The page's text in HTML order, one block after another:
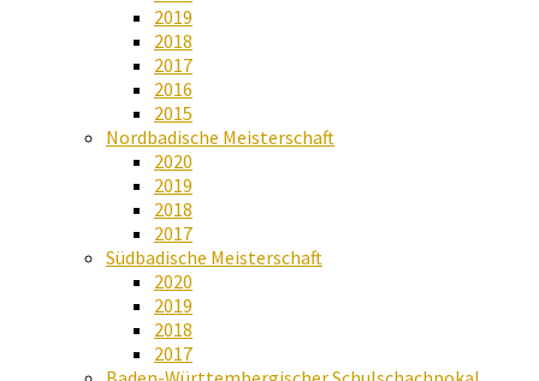
2019
2018
2017
2016
2015
Nordbadische Meisterschaft
2020
2019
2018
2017
Südbadische Meisterschaft
2020
2019
2018
2017